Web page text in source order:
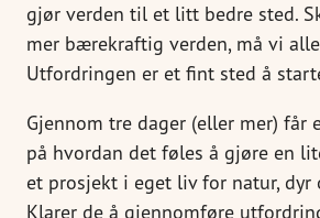
gjør verden til et litt bedre sted.
mer bærekraftig verden, må vi
Utfordringen er et fint sted å
Gjennom tre dager (eller mer) får
på hvordan det føles å gjøre en
et prosjekt i eget liv for natur, dyr
Klarer de å gjennomføre